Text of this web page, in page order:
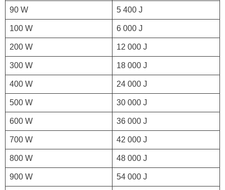
90 W 5 400 J
100 W 6 000 J
200 W 12 000 J
300 W 18 000 J
400 W 24 000 J
500 W 30 000 J
600 W 36 000 J
700 W 42 000 J
800 W 48 000 J
900 W 54 000 J